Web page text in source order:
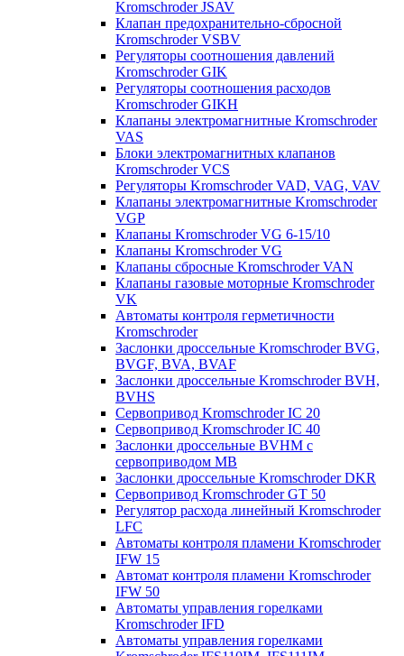
Kromschroder JSAV
Клапан предохранительно-сбросной
Kromschroder VSBV
Регуляторы соотношения давлений
Kromschroder GIK
Регуляторы соотношения расходов
Kromschroder GIKH
Клапаны электромагнитные Kromschroder
VAS
Блоки электромагнитных клапанов
Kromschroder VCS
Регуляторы Kromschroder VAD, VAG, VAV
Клапаны электромагнитные Kromschroder
VGP
Клапаны Kromschroder VG 6-15/10
Клапаны Kromschroder VG
Клапаны сбросные Kromschroder VAN
Клапаны газовые моторные Kromschroder
VK
Автоматы контроля герметичности
Kromschroder
Заслонки дроссельные Kromschroder BVG,
BVGF, BVA, BVAF
Заслонки дроссельные Kromschroder BVH,
BVHS
Сервопривод Kromschroder IC 20
Сервопривод Kromschroder IC 40
Заслонки дроссельные BVHM с
сервоприводом МВ
Заслонки дроссельные Kromschroder DKR
Cервопривод Kromschroder GT 50
Регулятор расхода линейный Kromschroder
LFC
Автоматы контроля пламени Kromschroder
IFW 15
Автомат контроля пламени Kromschroder
IFW 50
Автоматы управления горелками
Kromschroder IFD
Автоматы управления горелками